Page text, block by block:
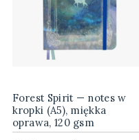
Forest Spirit — notes w
kropki (A5), miękka
oprawa, 120 gsm